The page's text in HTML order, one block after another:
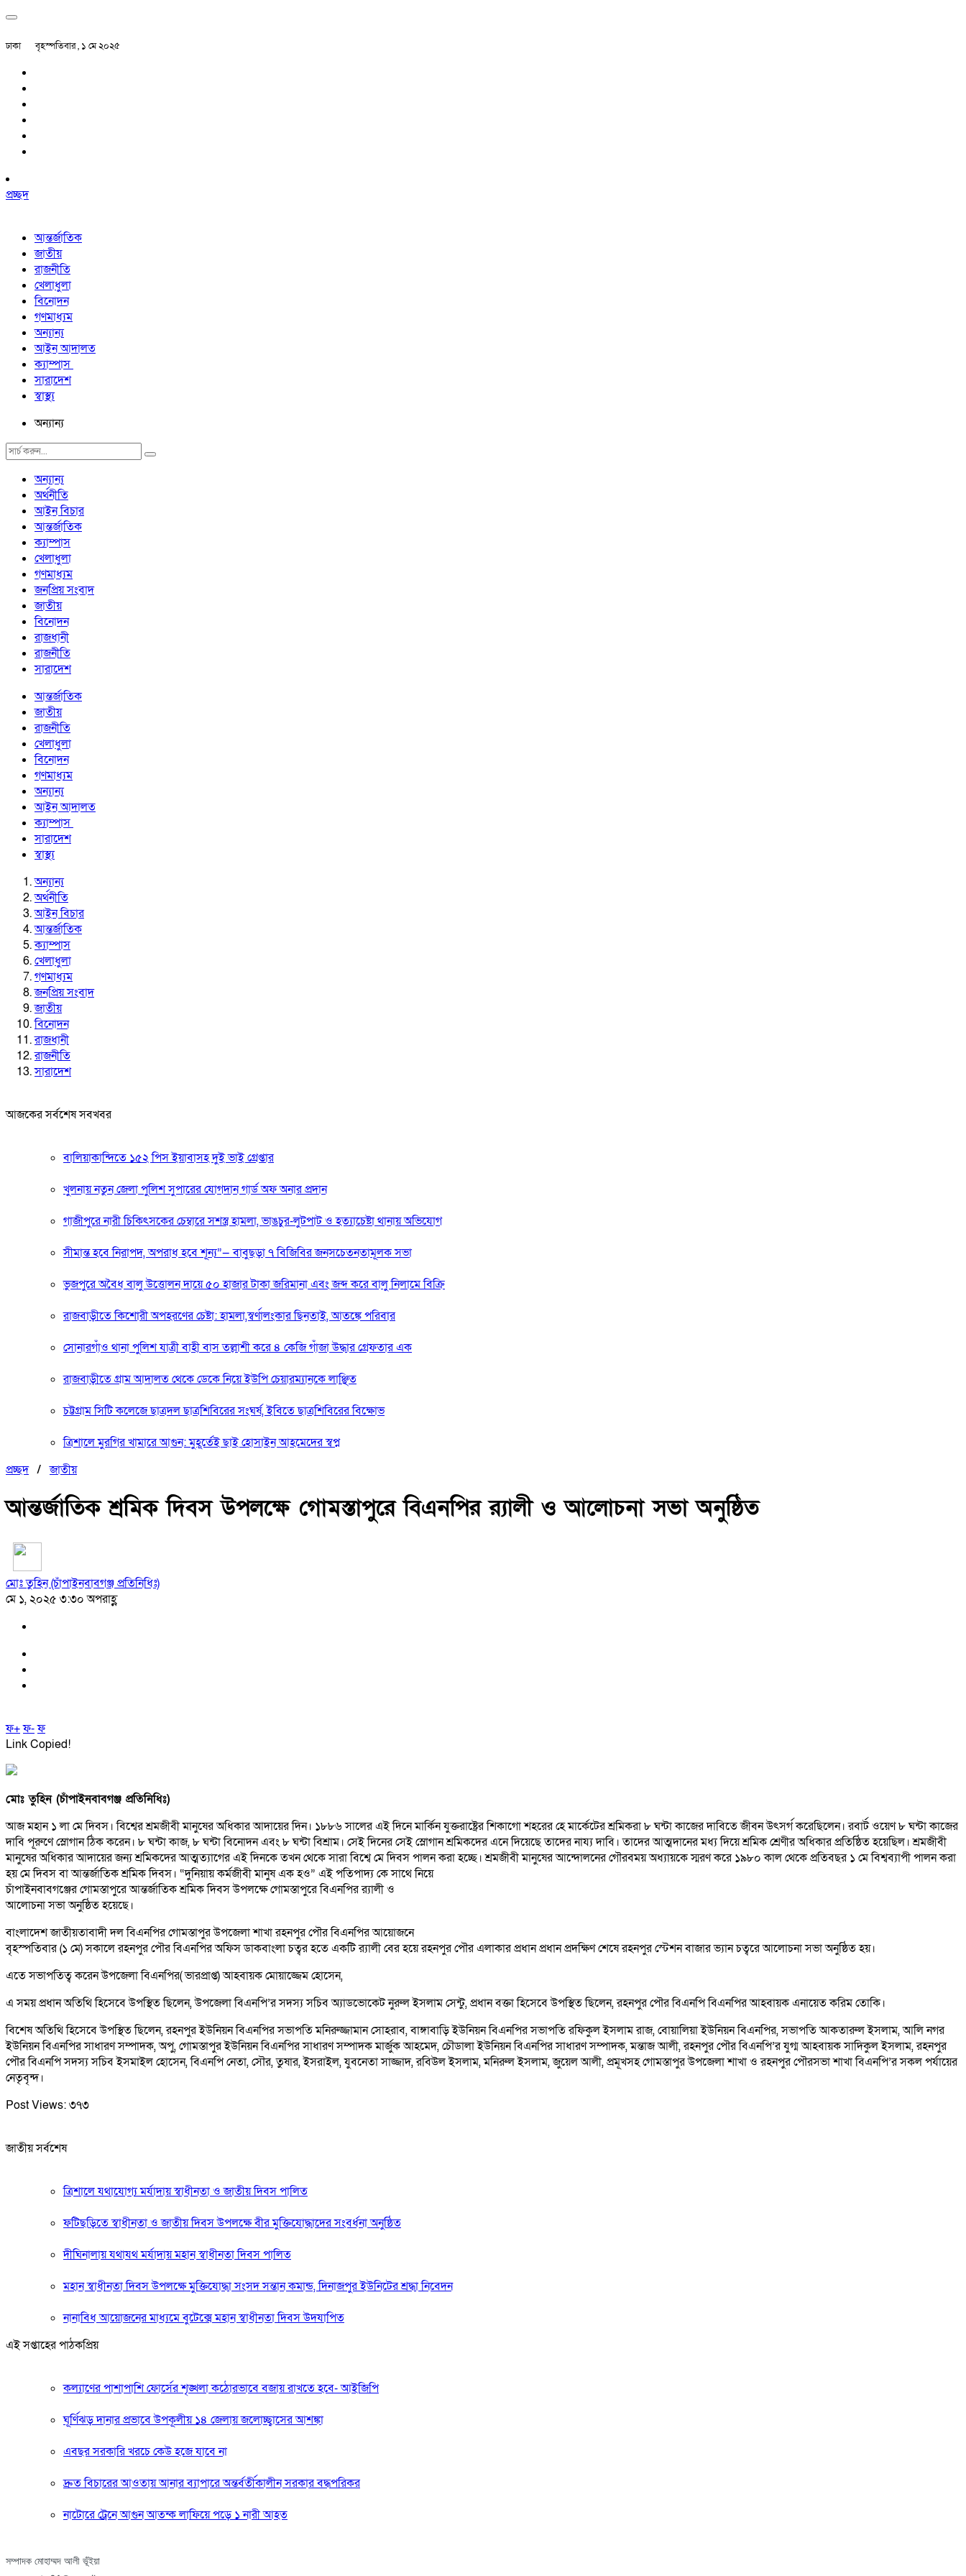
ঢাকা বৃহস্পতিবার , ১ মে ২০২৫
প্রচ্ছদ
আন্তর্জাতিক
জাতীয়
রাজনীতি
খেলাধুলা
বিনোদন
গণমাধ্যম
অন্যান্য
আইন আদালত
ক্যাম্পাস
সারাদেশ
স্বাস্থ্য
অন্যান্য
অন্যান্য
অর্থনীতি
আইন বিচার
আন্তর্জাতিক
ক্যাম্পাস
খেলাধুলা
গণমাধ্যম
জনপ্রিয় সংবাদ
জাতীয়
বিনোদন
রাজধানী
রাজনীতি
সারাদেশ
আন্তর্জাতিক
জাতীয়
রাজনীতি
খেলাধুলা
বিনোদন
গণমাধ্যম
অন্যান্য
আইন আদালত
ক্যাম্পাস
সারাদেশ
স্বাস্থ্য
অন্যান্য
অর্থনীতি
আইন বিচার
আন্তর্জাতিক
ক্যাম্পাস
খেলাধুলা
গণমাধ্যম
জনপ্রিয় সংবাদ
জাতীয়
বিনোদন
রাজধানী
রাজনীতি
সারাদেশ
আজকের সর্বশেষ সবখবর
বালিয়াকান্দিতে ১৫২ পিস ইয়াবাসহ দুই ভাই গ্রেপ্তার
খুলনায় নতুন জেলা পুলিশ সুপারের যোগদান গার্ড অফ অনার প্রদান
গাজীপুরে নারী চিকিৎসকের চেম্বারে সশস্ত্র হামলা, ভাঙচুর-লুটপাট ও হত্যাচেষ্টা থানায় অভিযোগ
সীমান্ত হবে নিরাপদ, অপরাধ হবে শূন্য”— বাবুছড়া ৭ বিজিবির জনসচেতনতামূলক সভা
ভুজপুরে অবৈধ বালু উত্তোলন দায়ে ৫০ হাজার টাকা জরিমানা এবং জব্দ করে বালু নিলামে বিক্রি
রাজবাড়ীতে কিশোরী অপহরণের চেষ্টা: হামলা,স্বর্ণালংকার ছিনতাই, আতঙ্কে পরিবার
সোনারগাঁও থানা পুলিশ যাত্রী বাহী বাস তল্লাশী করে ৪ কেজি গাঁজা উদ্ধার গ্রেফতার এক
রাজবাড়ীতে গ্রাম আদালত থেকে ডেকে নিয়ে ইউপি চেয়ারম্যানকে লাঞ্ছিত
চট্টগ্রাম সিটি কলেজে ছাত্রদল ছাত্রশিবিরের সংঘর্ষ, ইবিতে ছাত্রশিবিরের বিক্ষোভ
ত্রিশালে মুরগির খামারে আগুন: মুহূর্তেই ছাই হোসাইন আহমেদের স্বপ্ন
প্রচ্ছদ/জাতীয়
আন্তর্জাতিক শ্রমিক দিবস উপলক্ষে গোমস্তাপুরে বিএনপির র‍্যালী ও আলোচনা সভা অনুষ্ঠিত
মোঃ তুহিন (চাঁপাইনবাবগঞ্জ প্রতিনিধিঃ)
মে ১, ২০২৫ ৩:৩০ অপরাহ্ণ
ফ+ফ-ফ
Link Copied!
মোঃ তুহিন (চাঁপাইনবাবগঞ্জ প্রতিনিধিঃ)
আজ মহান ১ লা মে দিবস। বিশ্বের শ্রমজীবী মানুষের অধিকার আদায়ের দিন। ১৮৮৬ সালের এই দিনে মার্কিন যুক্তরাষ্ট্রের শিকাগো শহরের হে মার্কেটের শ্রমিকরা ৮ ঘন্টা কাজের দাবিতে জীবন উৎসর্গ করেছিলেন। রবার্ট ওয়েণ ৮ ঘন্টা কাজের
দাবি পূরুণে স্লোগান ঠিক করেন। ৮ ঘন্টা কাজ, ৮ ঘন্টা বিনোদন এবং ৮ ঘন্টা বিশ্রাম। সেই দিনের সেই স্লোগান শ্রমিকদের এনে দিয়েছে তাদের নায্য দাবি। তাদের আত্মদানের মধ্য দিয়ে শ্রমিক শ্রেণীর অধিকার প্রতিষ্ঠিত হয়েছিল। শ্রমজীবী
মানুষের অধিকার আদায়ের জন্য শ্রমিকদের আত্মত্যাগের এই দিনকে তখন থেকে সারা বিশ্বে মে দিবস পালন করা হচ্ছে। শ্রমজীবী মানুষের আন্দোলনের গৌরবময় অধ্যায়কে স্মরণ করে ১৯৮০ কাল থেকে প্রতিবছর ১ মে বিশ্বব্যাপী পালন করা
হয় মে দিবস বা আন্তর্জাতিক শ্রমিক দিবস। “দুনিয়ায় কর্মজীবী মানুষ এক হও” এই পতিপাদ্য কে সাথে নিয়ে
চাঁপাইনবাবগঞ্জের গোমস্তাপুরে আন্তর্জাতিক শ্রমিক দিবস উপলক্ষে গোমস্তাপুরে বিএনপির র‍্যালী ও
আলোচনা সভা অনুষ্ঠিত হয়েছে।
বাংলাদেশ জাতীয়তাবাদী দল বিএনপির গোমস্তাপুর উপজেলা শাখা রহনপুর পৌর বিএনপির আয়োজনে
বৃহস্পতিবার (১ মে) সকালে রহনপুর পৌর বিএনপির অফিস ডাকবাংলা চত্বর হতে একটি র‍্যালী বের হয়ে রহনপুর পৌর এলাকার প্রধান প্রধান প্রদক্ষিণ শেষে রহনপুর স্টেশন বাজার ভ্যান চত্বরে আলোচনা সভা অনুষ্ঠিত হয়।
এতে সভাপতিত্ব করেন উপজেলা বিএনপির( ভারপ্রাপ্ত) আহবায়ক মোয়াজ্জেম হোসেন,
এ সময় প্রধান অতিথি হিসেবে উপস্থিত ছিলেন, উপজেলা বিএনপি’র সদস্য সচিব অ্যাডভোকেট নুরুল ইসলাম সেন্টু, প্রধান বক্তা হিসেবে উপস্থিত ছিলেন, রহনপুর পৌর বিএনপি বিএনপির আহবায়ক এনায়েত করিম তোকি।
বিশেষ অতিথি হিসেবে উপস্থিত ছিলেন, রহনপুর ইউনিয়ন বিএনপির সভাপতি মনিরুজ্জামান সোহরাব, বাঙ্গাবাড়ি ইউনিয়ন বিএনপির সভাপতি রফিকুল ইসলাম রাজ, বোয়ালিয়া ইউনিয়ন বিএনপির, সভাপতি আকতারুল ইসলাম, আলি নগর
ইউনিয়ন বিএনপির সাধারণ সম্পাদক, অপু, গোমস্তাপুর ইউনিয়ন বিএনপির সাধারণ সম্পাদক মার্জুক আহমেদ, চৌডালা ইউনিয়ন বিএনপির সাধারণ সম্পাদক, মন্তাজ আলী, রহনপুর পৌর বিএনপি’র যুগ্ম আহবায়ক সাদিকুল ইসলাম, রহনপুর
পৌর বিএনপি সদস্য সচিব ইসমাইল হোসেন, বিএনপি নেতা, সৌর, তুষার, ইসরাইল, যুবনেতা সাজ্জাদ, রবিউল ইসলাম, মনিরুল ইসলাম, জুয়েল আলী, প্রমূখসহ গোমস্তাপুর উপজেলা শাখা ও রহনপুর পৌরসভা শাখা বিএনপি’র সকল পর্যায়ের
নেতৃবৃন্দ।
Post Views:৩৭৩
জাতীয় সর্বশেষ
ত্রিশালে যথাযোগ্য মর্যাদায় স্বাধীনতা ও জাতীয় দিবস পালিত
ফটিছড়িতে স্বাধীনতা ও জাতীয় দিবস উপলক্ষে বীর মুক্তিযোদ্ধাদের সংবর্ধনা অনুষ্ঠিত
দীঘিনালায় যথাযথ মর্যাদায় মহান স্বাধীনতা দিবস পালিত
মহান স্বাধীনতা দিবস উপলক্ষে মুক্তিযোদ্ধা সংসদ সন্তান কমান্ড, দিনাজপুর ইউনিটের শ্রদ্ধা নিবেদন
নানাবিধ আয়োজনের মাধ্যমে বুটেক্সে মহান স্বাধীনতা দিবস উদযাপিত
এই সপ্তাহের পাঠকপ্রিয়
কল্যাণের পাশাপাশি ফোর্সের শৃঙ্খলা কঠোরভাবে বজায় রাখতে হবে- আইজিপি
ঘূর্ণিঝড় দানার প্রভাবে উপকূলীয় ১৪ জেলায় জলোচ্ছ্বাসের আশঙ্কা
এবছর সরকারি খরচে কেউ হজে যাবে না
দ্রুত বিচারের আওতায় আনার ব্যাপারে অন্তর্বর্তীকালীন সরকার বদ্ধপরিকর
নাটোরে ট্রেনে আগুন আতন্ক লাফিয়ে পড়ে ১ নারী আহত
সম্পাদক মোহাম্মদ আলী ভূঁইয়া